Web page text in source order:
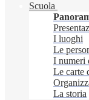
Scuola
I luoghi
Le
I numeri
Le carte
La storia